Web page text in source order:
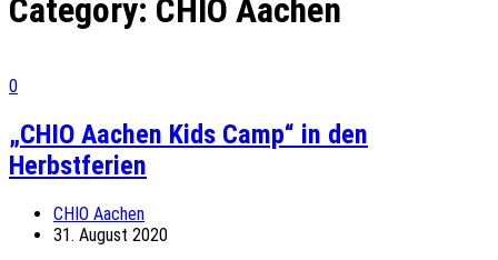
Category: CHIO Aachen
0
„CHIO Aachen Kids Camp“ in den
Herbstferien
CHIO Aachen
31. August 2020